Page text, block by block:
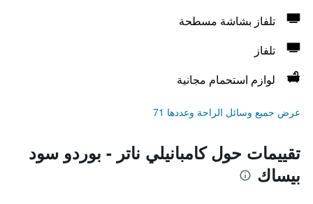
تلفاز بشاشة مسطحة
تلفاز
لوازم استحمام مجانية
عرض جميع وسائل الراحة وعددها 71
تقييمات حول كامبانيلي ناتر - بوردو سود
بيساك